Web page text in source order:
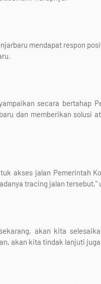
mendapat respon
secara bertahap
dan memberikan solusi
akses jalan Pemerintah
tracing jalan tersebut,"
akan kita
akan kita tindak lanjuti